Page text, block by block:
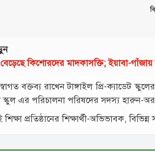
বেড়েছে কিশোরদের মাদকাসক্তি; ইয়াবা-
বক্তব্য রাখেন টাঙ্গাইল প্রি-ক্যাডেট
স্কুল এর পরিচালনা পরিষদের সদস্য হারুন-
প্রতিষ্ঠানের শিক্ষার্থী-অভিভাবক,